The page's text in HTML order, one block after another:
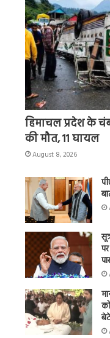
हिमाचल प्रदेश के
की मौत, 11 घायल
August 8, 2026